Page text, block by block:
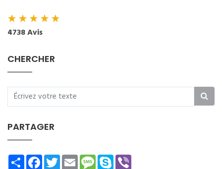
★★★★★
4738 Avis
CHERCHER
PARTAGER
ShareFacebookTwitterEmailMessage
Skype